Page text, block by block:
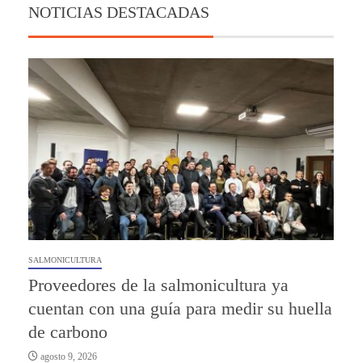
NOTICIAS DESTACADAS
SALMONICULTURA
Proveedores de la salmonicultura ya
cuentan con una guía para medir su huella
de carbono
agosto 9, 2026